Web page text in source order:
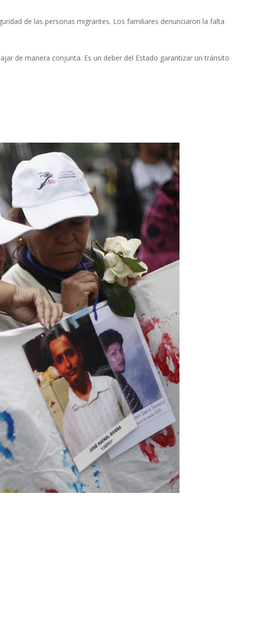
de las personas migrantes. Los familiares denunciaron la falta
de manera conjunta. Es un deber del Estado garantizar un tránsito